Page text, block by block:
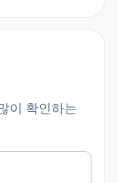
이 확인하는